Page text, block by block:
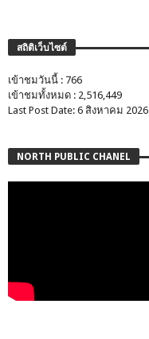
สถิติเว็บไซต์
เข้าชมวันนี้ : 766
เข้าชมทั้งหมด : 2,516,449
Last Post Date: 6 สิงหาคม 2026
NORTH PUBLIC CHANEL